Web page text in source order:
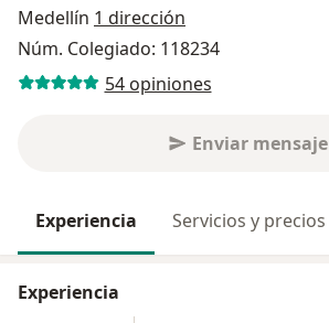
Medellín 1 dirección
Núm. Colegiado: 118234
54 opiniones
Enviar mensaje
Experiencia Servicios y precios
Experiencia